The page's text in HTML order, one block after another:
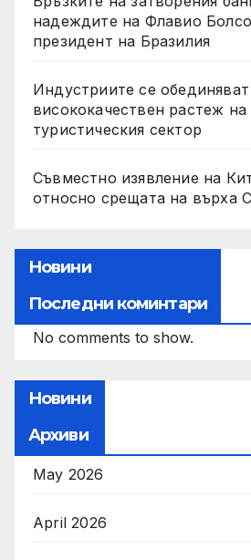
надеждите на Флавио
президент на Бразилия
Индустриите се обединяват
висококачествен растеж на
туристическия сектор
Съвместно изявление на
относно срещата на върха
Новини
Последни коминтари
No comments to show.
Новини
Архиви
May 2026
April 2026